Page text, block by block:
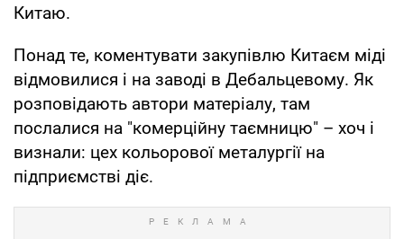
Китаю.
Понад те, коментувати закупівлю Китаєм міді
відмовилися і на заводі в Дебальцевому. Як
розповідають автори матеріалу, там
послалися на "комерційну таємницю" – хоч і
визнали: цех кольорової металургії на
підприємстві діє.